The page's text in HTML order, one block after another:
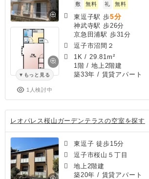
もっと見る
1人検討中
敷
無料 礼 無料
東逗子駅 歩5分
神武寺駅 歩26分
京急田浦駅 歩31分
逗子市沼間２
1K / 29.81m²
1階 / 地上2階建
築33年 / 賃貸アパート
レオパレス桜山ガーデンテラスの空室を探す
東逗子 徒歩15分
逗子市桜山５丁目
地上2階建
築20年 / 賃貸アパート